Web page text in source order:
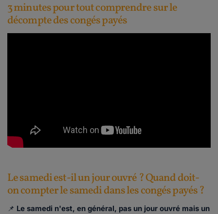
3 minutes pour tout comprendre sur le
décompte des congés payés
Le samedi est-il un jour ouvré ? Quand doit-
on compter le samedi dans les congés payés ?
📌 Le samedi n'est, en général, pas un jour ouvré mais un